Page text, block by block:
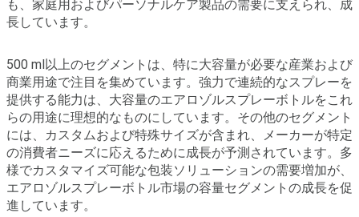
も、家庭用およびパーソナルケア製品の需要に支えられ、成
長しています。
500 ml以上のセグメントは、特に大容量が必要な産業および
商業用途で注目を集めています。強力で連続的なスプレーを
提供する能力は、大容量のエアロゾルスプレーボトルをこれ
らの用途に理想的なものにしています。その他のセグメント
には、カスタムおよび特殊サイズが含まれ、メーカーが特定
の消費者ニーズに応えるために成長が予測されています。多
様でカスタマイズ可能な包装ソリューションの需要増加が、
エアロゾルスプレーボトル市場の容量セグメントの成長を促
進しています。